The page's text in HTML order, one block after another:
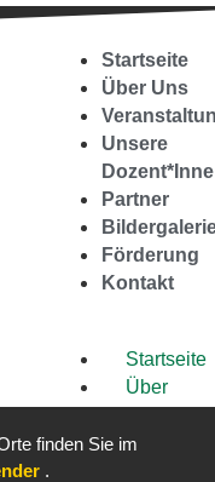
Startseite
Über Uns
Unsere
Partner
Förderung
Kontakt
Startseite
Über
finden Sie im
.